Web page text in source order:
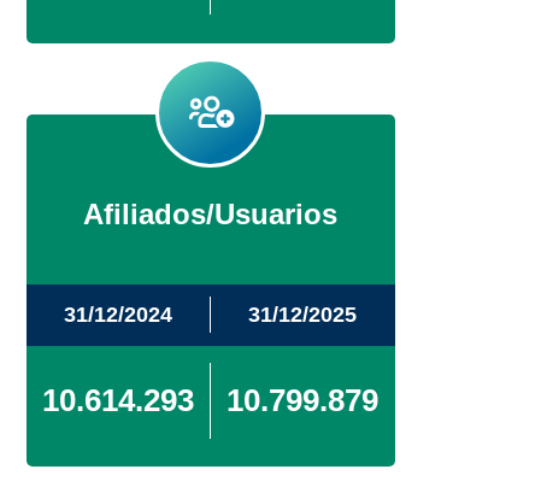
Afiliados/Usuarios
31/12/2024 31/12/2025
10.614.293 10.799.879